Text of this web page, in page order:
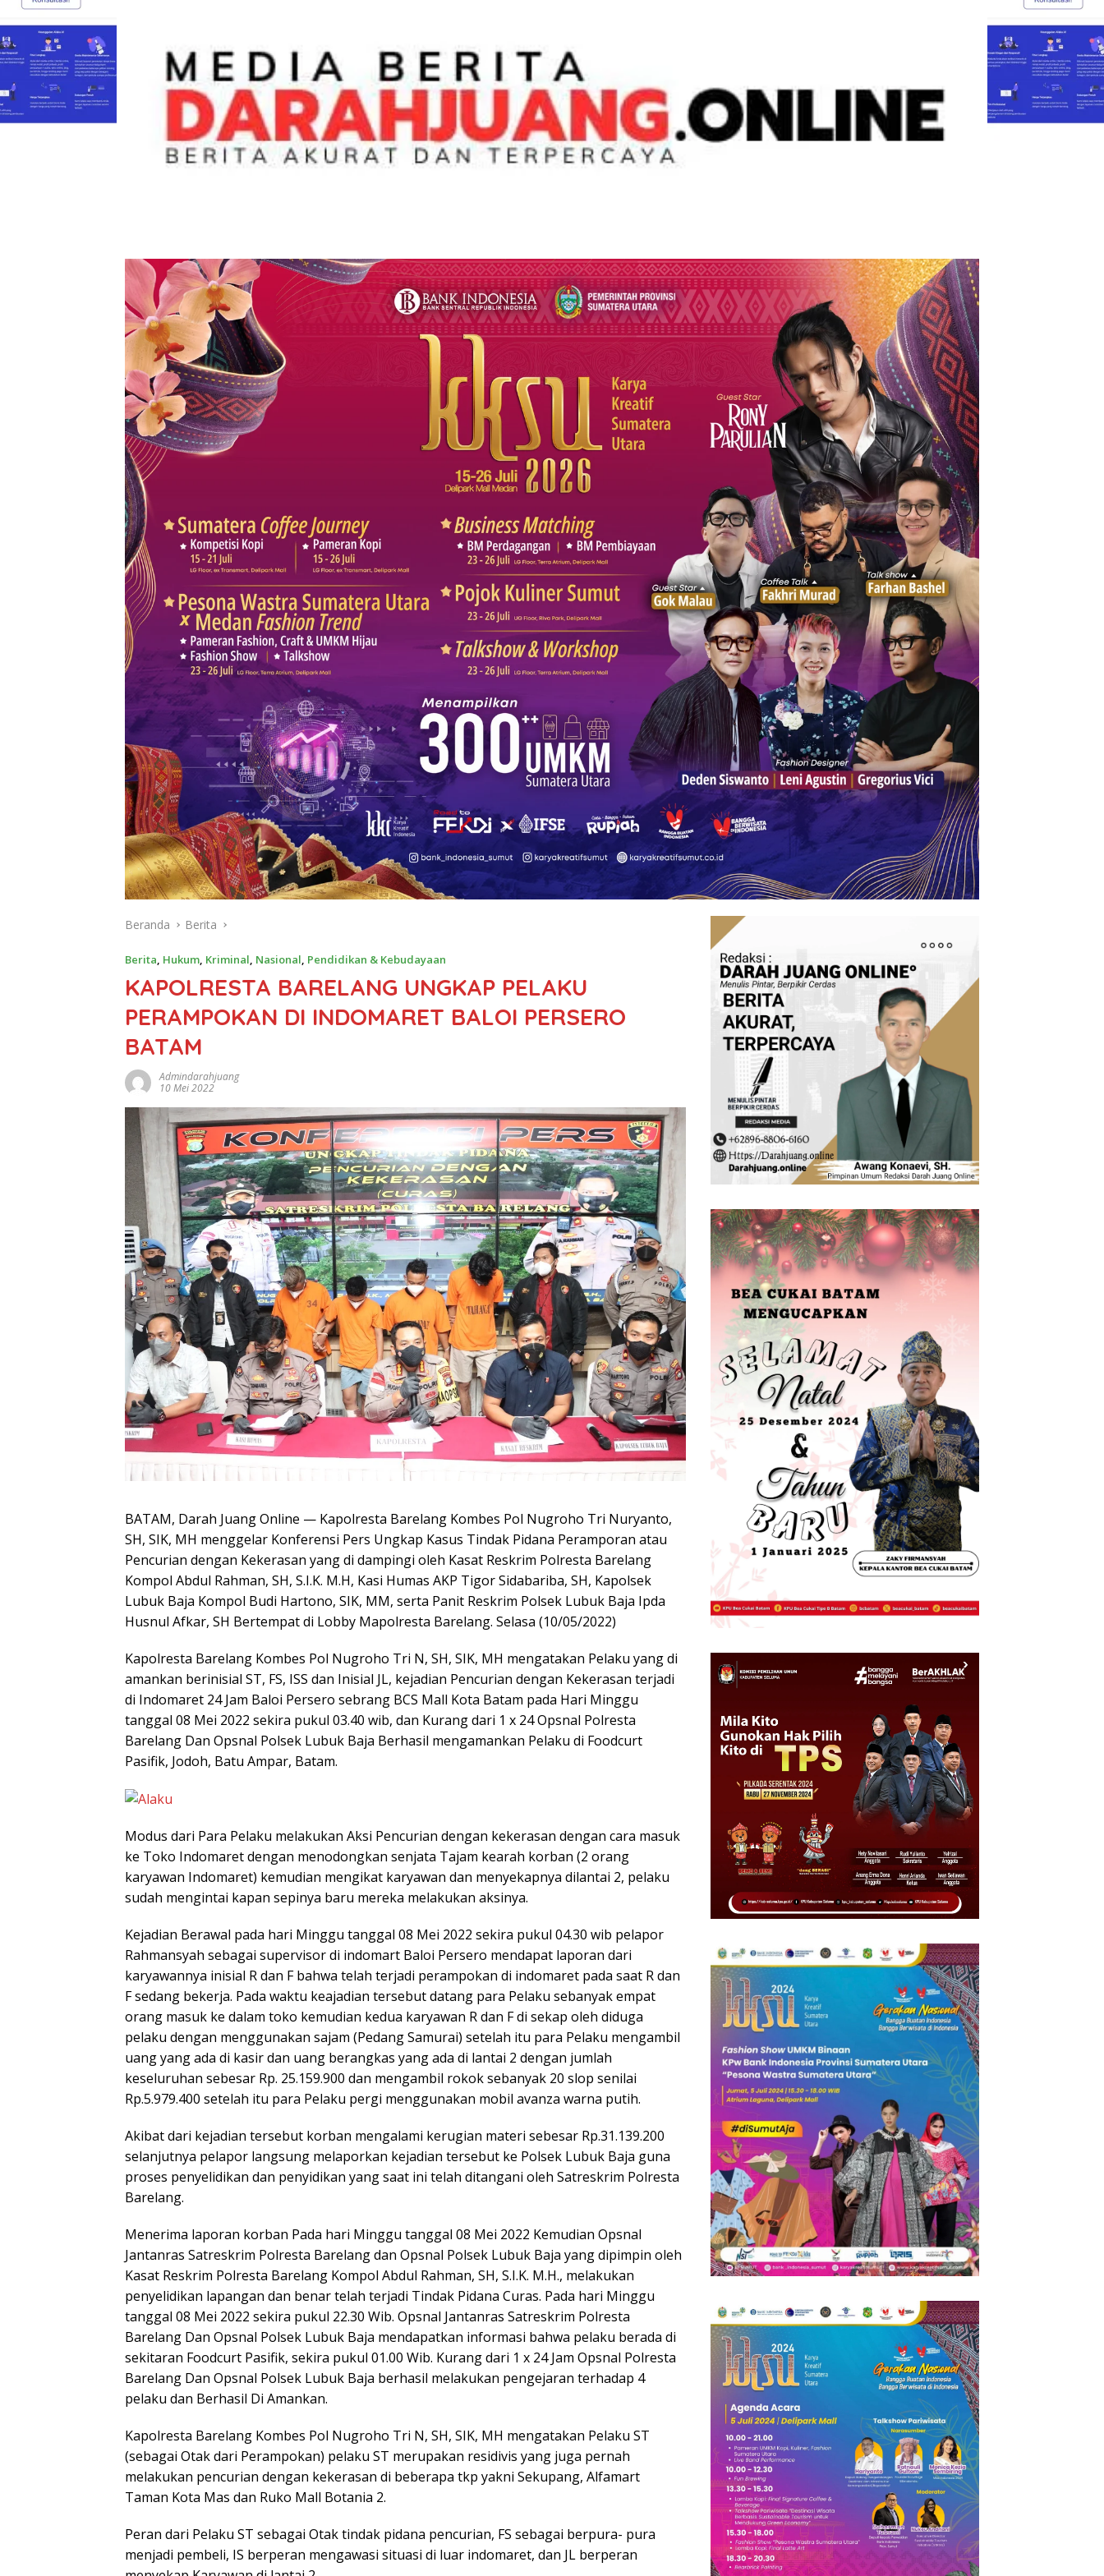
Beranda Berita
Berita, Hukum, Kriminal, Nasional, Pendidikan & Kebudayaan
KAPOLRESTA BARELANG UNGKAP PELAKU
PERAMPOKAN DI INDOMARET BALOI PERSERO
BATAM
Admindarahjuang
10 Mei 2022
BATAM, Darah Juang Online — Kapolresta Barelang Kombes Pol Nugroho Tri Nuryanto,
SH, SIK, MH menggelar Konferensi Pers Ungkap Kasus Tindak Pidana Peramporan atau
Pencurian dengan Kekerasan yang di dampingi oleh Kasat Reskrim Polresta Barelang
Kompol Abdul Rahman, SH, S.I.K. M.H, Kasi Humas AKP Tigor Sidabariba, SH, Kapolsek
Lubuk Baja Kompol Budi Hartono, SIK, MM, serta Panit Reskrim Polsek Lubuk Baja Ipda
Husnul Afkar, SH Bertempat di Lobby Mapolresta Barelang. Selasa (10/05/2022)
Kapolresta Barelang Kombes Pol Nugroho Tri N, SH, SIK, MH mengatakan Pelaku yang di
amankan berinisial ST, FS, ISS dan Inisial JL, kejadian Pencurian dengan Kekerasan terjadi
di Indomaret 24 Jam Baloi Persero sebrang BCS Mall Kota Batam pada Hari Minggu
tanggal 08 Mei 2022 sekira pukul 03.40 wib, dan Kurang dari 1 x 24 Opsnal Polresta
Barelang Dan Opsnal Polsek Lubuk Baja Berhasil mengamankan Pelaku di Foodcurt
Pasifik, Jodoh, Batu Ampar, Batam.
Modus dari Para Pelaku melakukan Aksi Pencurian dengan kekerasan dengan cara masuk
ke Toko Indomaret dengan menodongkan senjata Tajam kearah korban (2 orang
karyawan Indomaret) kemudian mengikat karyawan dan menyekapnya dilantai 2, pelaku
sudah mengintai kapan sepinya baru mereka melakukan aksinya.
Kejadian Berawal pada hari Minggu tanggal 08 Mei 2022 sekira pukul 04.30 wib pelapor
Rahmansyah sebagai supervisor di indomart Baloi Persero mendapat laporan dari
karyawannya inisial R dan F bahwa telah terjadi perampokan di indomaret pada saat R dan
F sedang bekerja. Pada waktu keajadian tersebut datang para Pelaku sebanyak empat
orang masuk ke dalam toko kemudian kedua karyawan R dan F di sekap oleh diduga
pelaku dengan menggunakan sajam (Pedang Samurai) setelah itu para Pelaku mengambil
uang yang ada di kasir dan uang berangkas yang ada di lantai 2 dengan jumlah
keseluruhan sebesar Rp. 25.159.900 dan mengambil rokok sebanyak 20 slop senilai
Rp.5.979.400 setelah itu para Pelaku pergi menggunakan mobil avanza warna putih.
Akibat dari kejadian tersebut korban mengalami kerugian materi sebesar Rp.31.139.200
selanjutnya pelapor langsung melaporkan kejadian tersebut ke Polsek Lubuk Baja guna
proses penyelidikan dan penyidikan yang saat ini telah ditangani oleh Satreskrim Polresta
Barelang.
Menerima laporan korban Pada hari Minggu tanggal 08 Mei 2022 Kemudian Opsnal
Jantanras Satreskrim Polresta Barelang dan Opsnal Polsek Lubuk Baja yang dipimpin oleh
Kasat Reskrim Polresta Barelang Kompol Abdul Rahman, SH, S.I.K. M.H., melakukan
penyelidikan lapangan dan benar telah terjadi Tindak Pidana Curas. Pada hari Minggu
tanggal 08 Mei 2022 sekira pukul 22.30 Wib. Opsnal Jantanras Satreskrim Polresta
Barelang Dan Opsnal Polsek Lubuk Baja mendapatkan informasi bahwa pelaku berada di
sekitaran Foodcurt Pasifik, sekira pukul 01.00 Wib. Kurang dari 1 x 24 Jam Opsnal Polresta
Barelang Dan Opsnal Polsek Lubuk Baja berhasil melakukan pengejaran terhadap 4
pelaku dan Berhasil Di Amankan.
Kapolresta Barelang Kombes Pol Nugroho Tri N, SH, SIK, MH mengatakan Pelaku ST
(sebagai Otak dari Perampokan) pelaku ST merupakan residivis yang juga pernah
melakukan pencurian dengan kekerasan di beberapa tkp yakni Sekupang, Alfamart
Taman Kota Mas dan Ruko Mall Botania 2.
Peran dari Pelaku ST sebagai Otak tindak pidana pencurian, FS sebagai berpura- pura
menjadi pembeli, IS berperan mengawasi situasi di luar indomaret, dan JL berperan